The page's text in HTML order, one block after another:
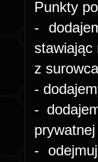
Punkty
-
stawiając
z
-
-
-